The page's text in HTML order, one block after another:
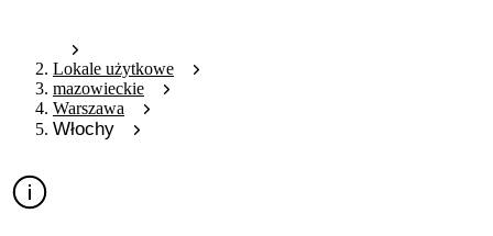
Lokale użytkowe
mazowieckie
Warszawa
Włochy